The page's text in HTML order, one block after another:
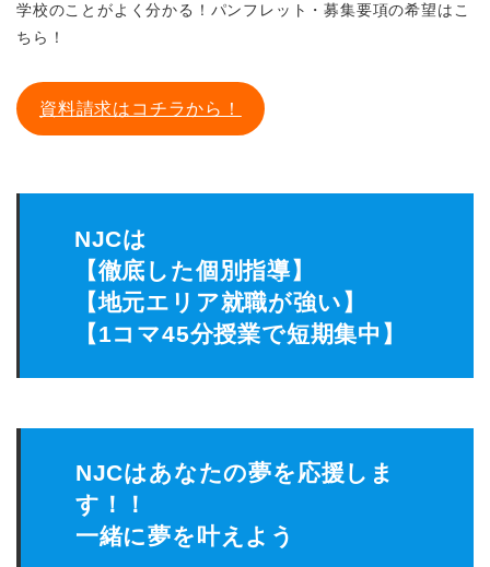
学校のことがよく分かる！パンフレット・募集要項の希望はこ
ちら！
資料請求はコチラから！
NJCは
【徹底した個別指導】
【地元エリア就職が強い】
【1コマ45分授業で短期集中】
NJCはあなたの夢を応援しま
す！！
一緒に夢を叶えよう